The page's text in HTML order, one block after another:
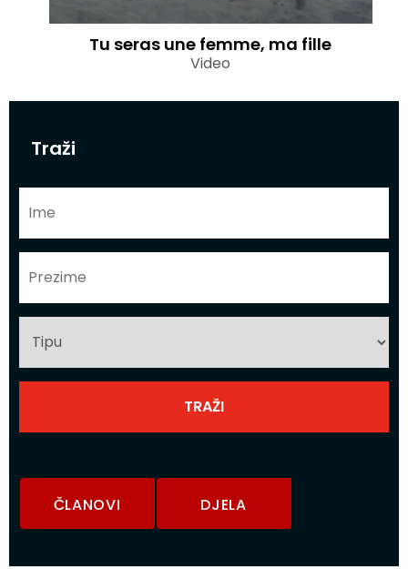
Traži
ČLANOVI DJELA
Tu seras une femme, ma fille
Video